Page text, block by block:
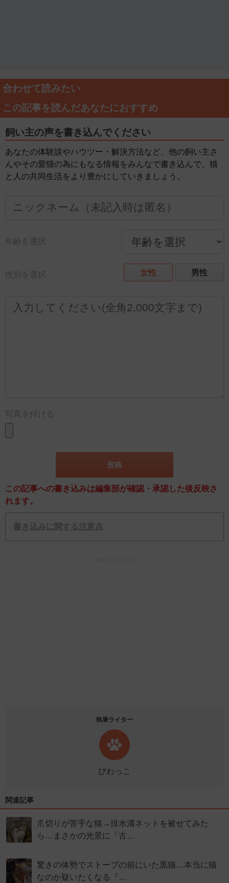
合わせて読みたい
この記事を読んだあなたにおすすめ
飼い主の声を書き込んでください
あなたの体験談やハウツー・解決方法など、他の飼い主さ
んやその愛猫の為にもなる情報をみんなで書き込んで、猫
と人の共同生活をより豊かにしていきましょう。
年齢を選択
性別を選択 女性 男性
写真を付ける
この記事への書き込みは編集部が確認・承認した後反映さ
れます。
書き込みに関する注意点
執筆ライター
びわっこ
関連記事
爪切りが苦手な猫→排水溝ネットを被せてみた
ら…まさかの光景に「古…
驚きの体勢でストーブの前にいた黒猫…本当に猫
なのか疑いたくなる『…